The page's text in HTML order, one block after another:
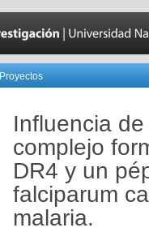
Proyectos
Influencia
complejo
DR4 y un
falciparum
malaria.